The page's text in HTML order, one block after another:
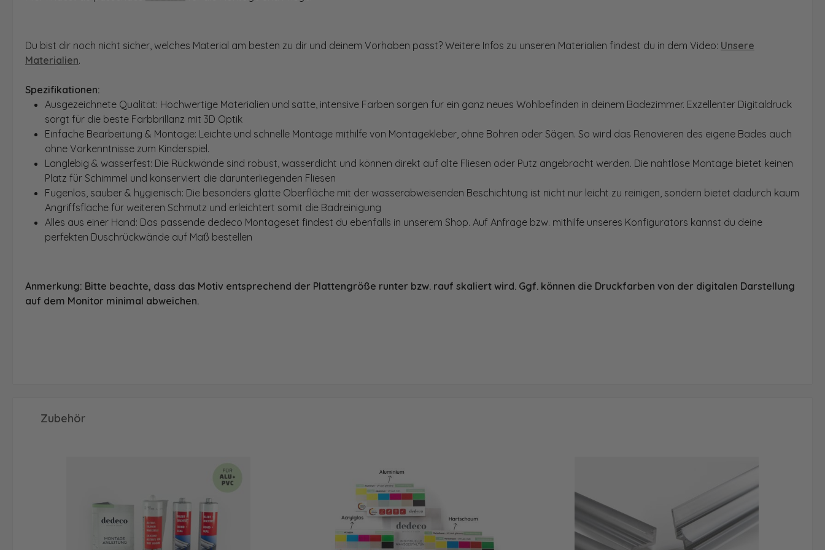
Du bist dir noch nicht sicher, welches Material am besten zu dir und deinem Vorhaben passt? Weitere Infos zu unseren Materialien findest du in dem Video: Unsere
Materialien.
Spezifikationen:
Ausgezeichnete Qualität: Hochwertige Materialien und satte, intensive Farben sorgen für ein ganz neues Wohlbefinden in deinem Badezimmer. Exzellenter Digitaldruck
sorgt für die beste Farbbrillanz mit 3D Optik
Einfache Bearbeitung & Montage: Leichte und schnelle Montage mithilfe von Montagekleber, ohne Bohren oder Sägen. So wird das Renovieren des eigene Bades auch
ohne Vorkenntnisse zum Kinderspiel.
Langlebig & wasserfest: Die Rückwände sind robust, wasserdicht und können direkt auf alte Fliesen oder Putz angebracht werden. Die nahtlose Montage bietet keinen
Platz für Schimmel und konserviert die darunterliegenden Fliesen
Fugenlos, sauber & hygienisch: Die besonders glatte Oberfläche mit der wasserabweisenden Beschichtung ist nicht nur leicht zu reinigen, sondern bietet dadurch kaum
Angriffsfläche für weiteren Schmutz und erleichtert somit die Badreinigung
Alles aus einer Hand: Das passende dedeco Montageset findest du ebenfalls in unserem Shop. Auf Anfrage bzw. mithilfe unseres Konfigurators kannst du deine
perfekten Duschrückwände auf Maß bestellen
Anmerkung: Bitte beachte, dass das Motiv entsprechend der Plattengröße runter bzw. rauf skaliert wird. Ggf. können die Druckfarben von der digitalen Darstellung
auf dem Monitor minimal abweichen.
Produktgalerie überspringen
Zubehör